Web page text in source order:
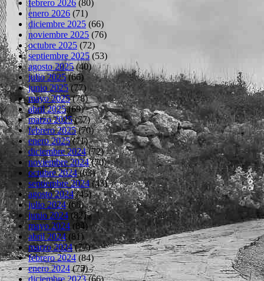
febrero 2026 (80)
enero 2026 (71)
diciembre 2025 (66)
noviembre 2025 (76)
octubre 2025 (72)
septiembre 2025 (53)
agosto 2025(40)
julio 2025(66)
junio 2025(77)
mayo 2025(78)
abril 2025(69)
marzo 2025(77)
febrero 2025(70)
enero 2025(71)
diciembre 2024(72)
noviembre 2024(70)
octubre 2024(63)
septiembre 2024(43)
agosto 2024(45)
julio 2024(66)
junio 2024 (82)
mayo 2024 (84)
abril 2024(81)
marzo 2024(77)
febrero 2024(84)
enero 2024(75)
diciembre 2023(66)